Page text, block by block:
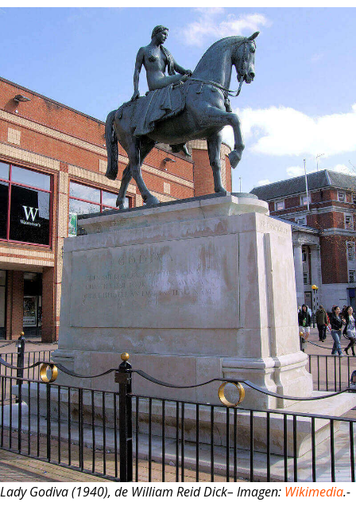
Lady Godiva (1940), de William Reid Dick– Imagen: Wikimedia.-